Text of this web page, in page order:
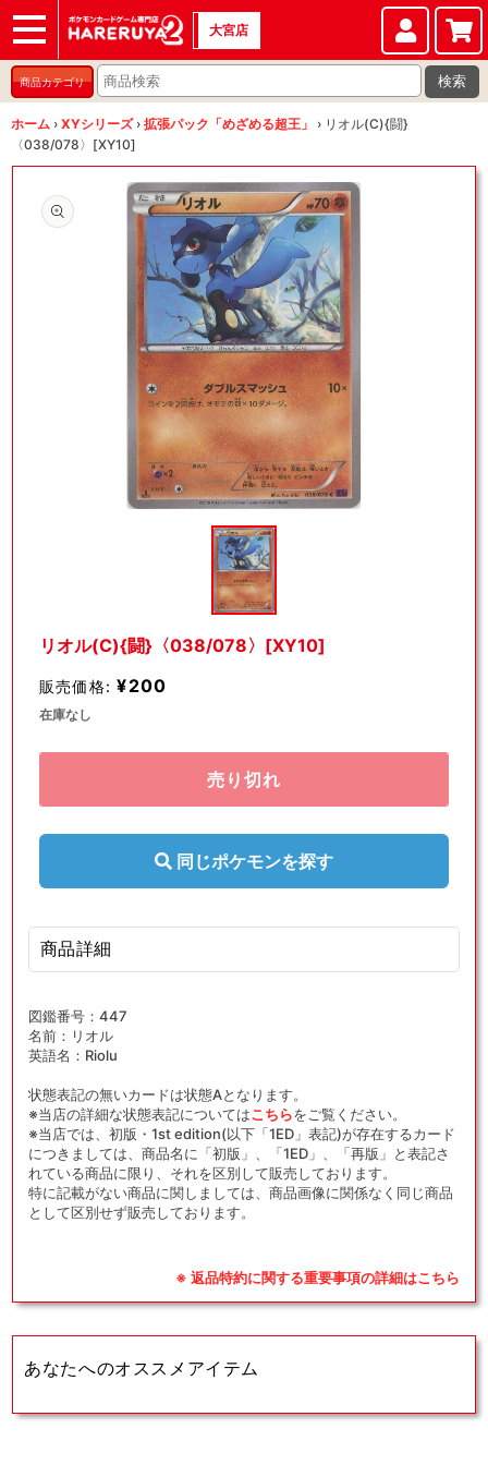
ショップ
店頭買取
店舗
イベント
大宮店
商品カテゴリ 検索
ホーム › XYシリーズ › 拡張パック「めざめる超王」 › リオル(C){闘}
〈038/078〉[XY10]
(1)
を
く
リオル(C){闘}〈038/078〉[XY10]
販売価格: ¥200
在庫なし
売り切れ
同じポケモンを探す
商品詳細
図鑑番号：447
名前：リオル
英語名：Riolu
状態表記の無いカードは状態Aとなります。
※当店の詳細な状態表記についてはこちらをご覧ください。
※当店では、初版・1st edition(以下「1ED」表記)が存在するカード
につきましては、商品名に「初版」、「1ED」、「再版」と表記さ
れている商品に限り、それを区別して販売しております。
特に記載がない商品に関しましては、商品画像に関係なく同じ商品
として区別せず販売しております。
※ 返品特約に関する重要事項の詳細はこちら
あなたへのオススメアイテム